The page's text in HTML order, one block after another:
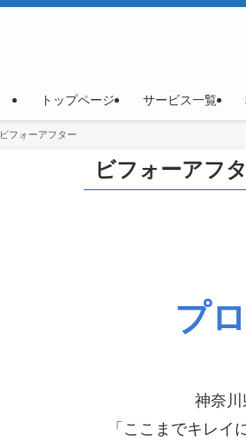
トップページ サービス一覧
ビフォーアフター
ビフォーアフ
プ
神奈
「ここまでキレ